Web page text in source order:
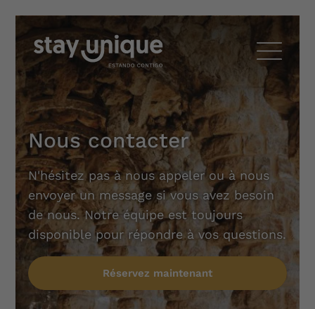
Nous contacter
N'hésitez pas à nous appeler ou à nous
envoyer un message si vous avez besoin
de nous. Notre équipe est toujours
disponible pour répondre à vos questions.
Réservez maintenant